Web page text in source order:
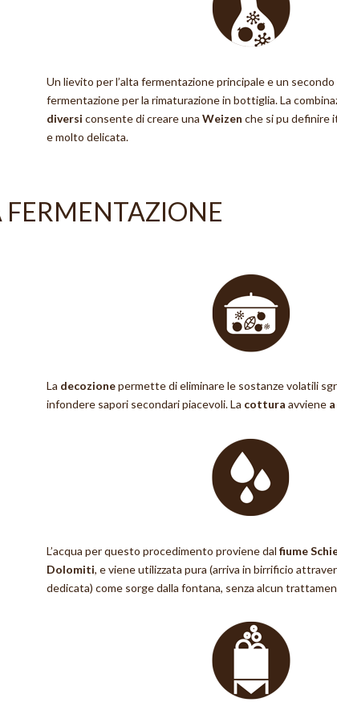
Un lievito per l’alta fermentazione principale e un
fermentazione per la rimaturazione in bottiglia. La
diversi consente di creare una Weizen che si pu definire
e molto delicata.
FERMENTAZIONE
La decozionepermette di eliminare le sostanze volatili
infondere sapori secondari piacevoli. La cottura avvienea
L’acqua per questo procedimento proviene dal fiume
Dolomiti, e viene utilizzata pura (arriva in birrificio
dedicata) come sorge dalla fontana, senza alcun